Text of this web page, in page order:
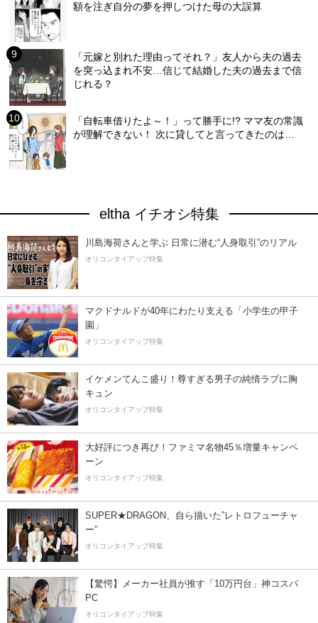
額を注ぎ自分の夢を押しつけた母の大誤算
「元嫁と別れた理由ってそれ？」友人から夫の過去
を突っ込まれ不安…信じて結婚した夫の過去まで信
じれる？
「自転車借りたよ～！」って勝手に!? ママ友の常識
が理解できない！ 次に貸してと言ってきたのは…
eltha イチオシ特集
川島海荷さんと学ぶ 日常に潜む“人身取引”のリアル
オリコンタイアップ特集
マクドナルドが40年にわたり支える「小学生の甲子
園」
オリコンタイアップ特集
イケメンてんこ盛り！尊すぎる男子の純情ラブに胸
キュン
オリコンタイアップ特集
大好評につき再び！ファミマ名物45％増量キャンペ
ーン
オリコンタイアップ特集
SUPER★DRAGON、自ら描いた”レトロフューチャ
ー”
オリコンタイアップ特集
【驚愕】メーカー社員が推す「10万円台」神コスパ
PC
オリコンタイアップ特集